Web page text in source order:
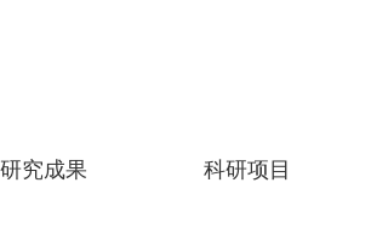
研究成果 科研项目